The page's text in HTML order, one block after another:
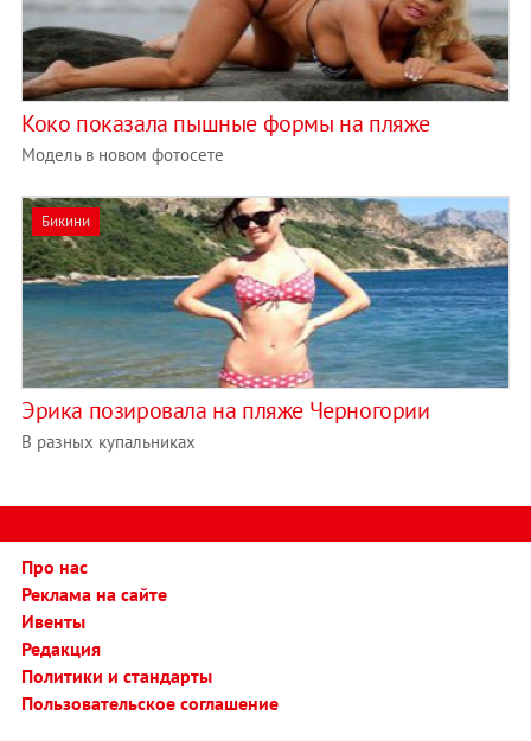
Коко показала пышные формы на пляже
Модель в новом фотосете
Бикини
Эрика позировала на пляже Черногории
В разных купальниках
Про нас
Реклама на сайте
Ивенты
Редакция
Политики и стандарты
Пользовательское соглашение